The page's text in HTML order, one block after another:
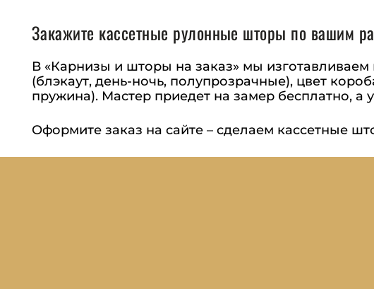
Закажите кассетные рулонные шторы по вашим
В «Карнизы и шторы на заказ» мы
(блэкаут, день-ночь, полупрозрачные), цвет
пружина). Мастер приедет на замер бесплатно, а
Оформите заказ на сайте – сделаем кассетные